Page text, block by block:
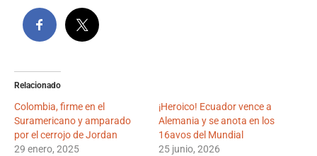
Relacionado
Colombia, firme en el
Suramericano y amparado
por el cerrojo de Jordan
29 enero, 2025
¡Heroico! Ecuador vence a
Alemania y se anota en los
16avos del Mundial
25 junio, 2026